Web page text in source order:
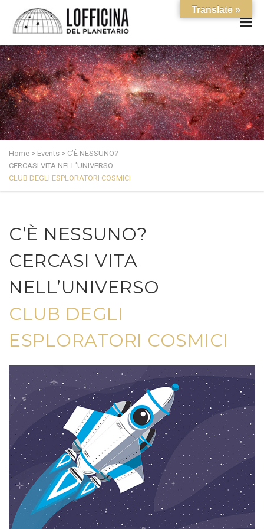
Home > Events > C’È NESSUNO?
CERCASI VITA NELL’UNIVERSO
CLUB DEGLI ESPLORATORI COSMICI
C’È NESSUNO?
CERCASI VITA
NELL’UNIVERSO
CLUB DEGLI
ESPLORATORI COSMICI
Translate »